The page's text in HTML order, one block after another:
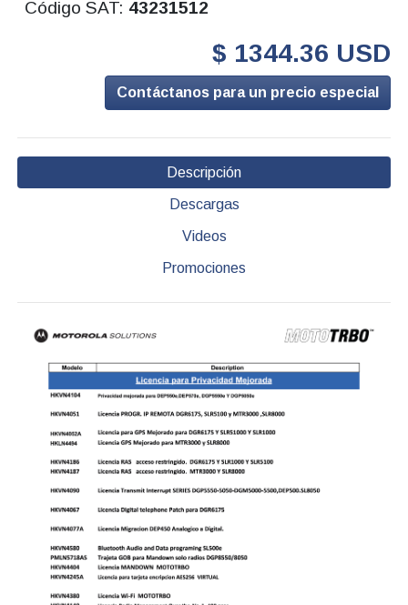
Código SAT: 43231512
$ 1344.36 USD
Contáctanos para un precio especial
Descripción
Descargas
Videos
Promociones